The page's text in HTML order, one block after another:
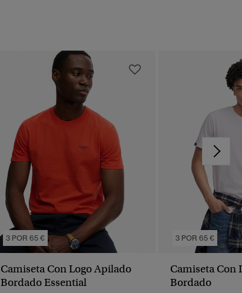
3 POR 65 €
Camiseta Con Logo Apilado
Bordado Essential
3 POR 65 €
Camiseta Con
Bordado